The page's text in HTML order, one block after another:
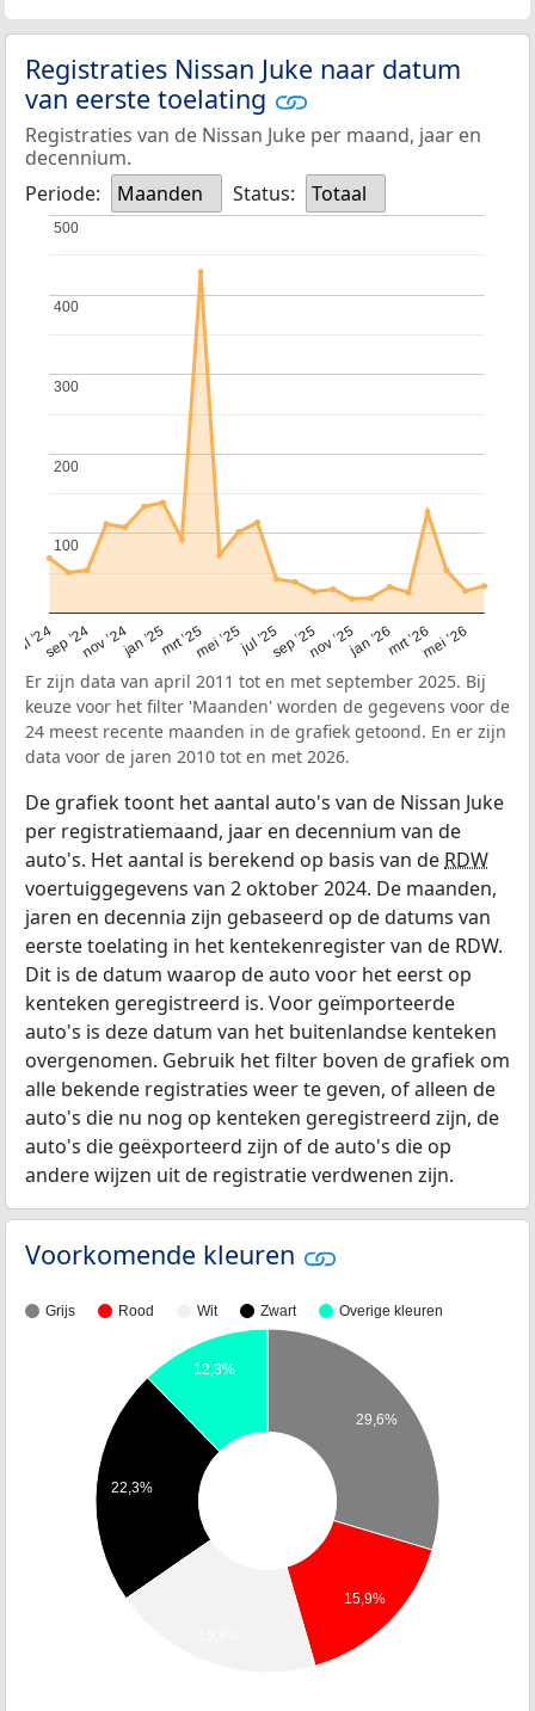
Registraties Nissan Juke naar datum
van eerste toelating
Registraties van de Nissan Juke per maand, jaar en
decennium.
Periode:
Maanden Status: Totaal
jul ’24sep ’24nov ’24jan ’25mrt ’25mei ’25jul ’25sep ’25nov ’25jan ’26mrt ’26mei ’26
100
100
200
200
300
300
400
400
500
500
Er zijn data van april 2011 tot en met september 2025. Bij
keuze voor het filter 'Maanden' worden de gegevens voor de
24 meest recente maanden in de grafiek getoond. En er zijn
data voor de jaren 2010 tot en met 2026.
De grafiek toont het aantal auto's van de Nissan Juke
per registratiemaand, jaar en decennium van de
auto's. Het aantal is berekend op basis van de RDW
voertuiggegevens van 2 oktober 2024. De maanden,
jaren en decennia zijn gebaseerd op de datums van
eerste toelating in het kentekenregister van de RDW.
Dit is de datum waarop de auto voor het eerst op
kenteken geregistreerd is. Voor geïmporteerde
auto's is deze datum van het buitenlandse kenteken
overgenomen. Gebruik het filter boven de grafiek om
alle bekende registraties weer te geven, of alleen de
auto's die nu nog op kenteken geregistreerd zijn, de
auto's die geëxporteerd zijn of de auto's die op
andere wijzen uit de registratie verdwenen zijn.
Voorkomende kleuren
Grijs Rood Wit Zwart Overige kleuren
29,6%
15,9%
12,3%
22,3%